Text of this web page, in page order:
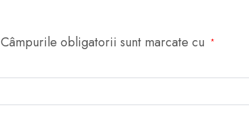
V
SEC.
TIMPURIU)
Câmpurile obligatorii sunt marcate cu *